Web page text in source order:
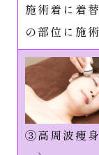
施術着に着
の部位に施
③高周波痩